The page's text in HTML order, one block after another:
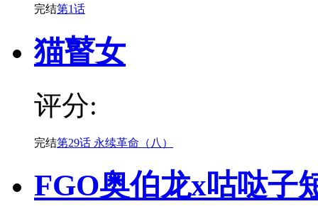
完结第1话
猫瞽女
评分:
完结第29话 永续革命（八）
FGO奥伯龙x咕哒子